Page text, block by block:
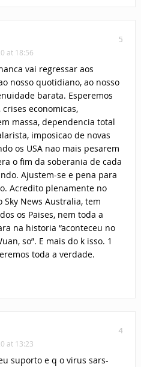
5
at 18:56
vai regressar aos
nosso quotidiano, ao nosso
barata. Esperemos
economicas,
massa, dependencia total
imposicao de novas
os USA nao mais pesarem
o fim da soberania de cada
Ajustem-se e pena para
Acredito plenamente no
Sky News Australia, tem
os Paises, nem toda a
na historia “aconteceu no
so”. E mais do k isso. 1
toda a verdade.
4
at 13:23
suporto e q o virus sars-